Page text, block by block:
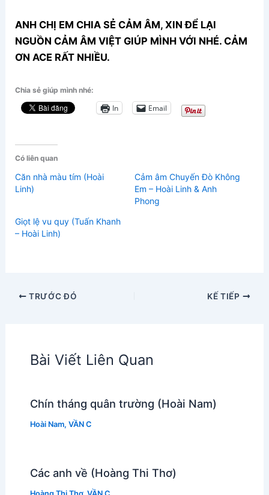
ANH CHỊ EM CHIA SẺ CẢM ÂM, XIN ĐỂ LẠI
NGUỒN CẢM ÂM VIỆT GIÚP MÌNH VỚI NHÉ. CẢM
ƠN ACE RẤT NHIỀU.
Chia sẻ giúp mình nhé:
In Email
Có liên quan
Căn nhà màu tím (Hoài
Linh)
Cảm âm Chuyến Đò Không
Em – Hoài Linh & Anh
Phong
Giọt lệ vu quy (Tuấn Khanh
– Hoài Linh)
TRƯỚC ĐÓ KẾ TIẾP
Bài Viết Liên Quan
Chín tháng quân trường (Hoài Nam)
Hoài Nam, VẦN C
Các anh về (Hoàng Thi Thơ)